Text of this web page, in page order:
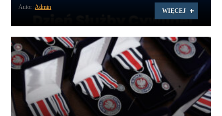
WIĘCEJ
Autor:Admin